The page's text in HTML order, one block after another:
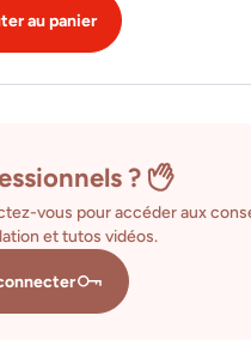
au panier
?
vous pour accéder aux
et tutos vidéos.